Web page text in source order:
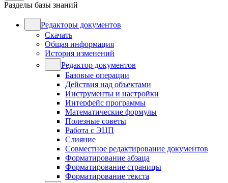
Разделы базы знаний
Редакторы документов
Скачать
Общая информация
История изменений
Редактор документов
Базовые операции
Действия над объектами
Инструменты и настройки
Интерфейс программы
Математические формулы
Полезные советы
Работа с ЭЦП
Слияние
Совместное редактирование документов
Форматирование абзаца
Форматирование страницы
Форматирование текста